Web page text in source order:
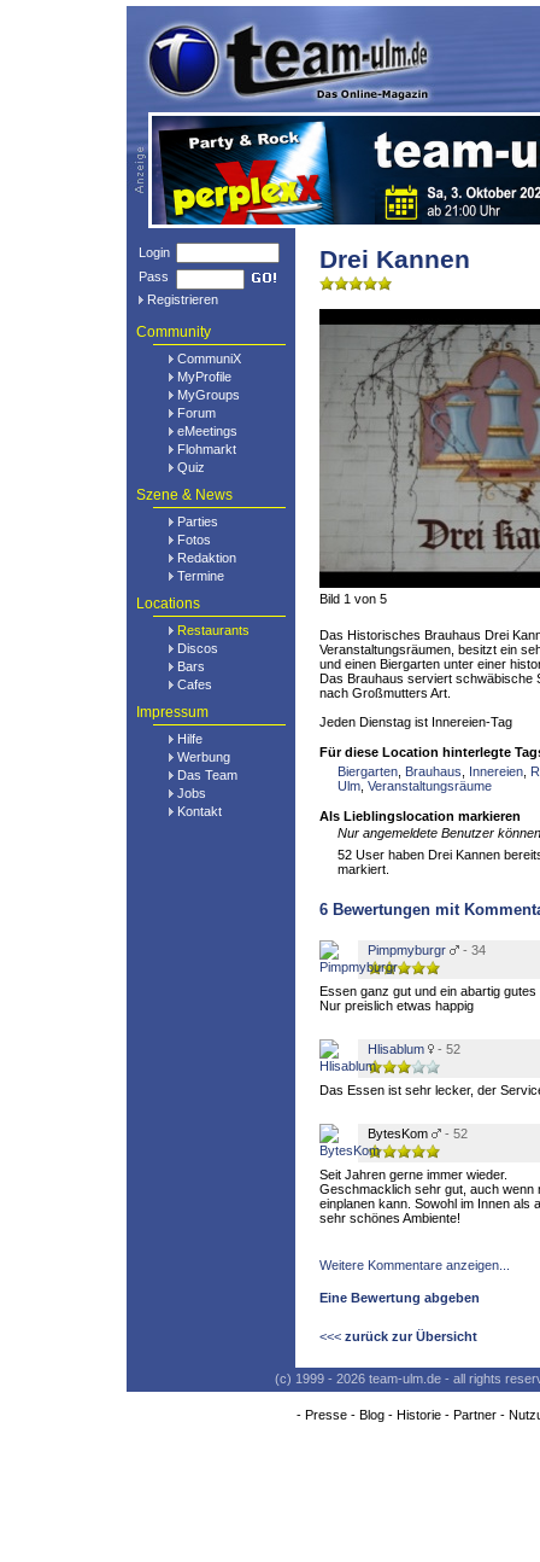
Login
Pass
Registrieren
Community
CommuniX
MyProfile
MyGroups
Forum
eMeetings
Flohmarkt
Quiz
Szene & News
Parties
Fotos
Redaktion
Termine
Locations
Restaurants
Discos
Bars
Cafes
Impressum
Hilfe
Werbung
Das Team
Jobs
Kontakt
Drei Kannen
Bild 1 von 5
Das Historisches Brauhaus Drei
Veranstaltungsräumen, besitzt ein
und einen Biergarten unter einer
Das Brauhaus serviert schwäbische
nach Großmutters Art.
Jeden Dienstag ist Innereien-Tag
Für diese Location hinterlegte
Biergarten Brauhaus Innereien
Ulm Veranstaltungsräume
Als Lieblingslocation markieren
Nur angemeldete Benutzer
52 User haben Drei Kannen
markiert.
6 Bewertungen mit
Pimpmyburgr - 34
Essen ganz gut und ein abartig gutes
Nur preislich etwas happig
Hlisablum - 52
Das Essen ist sehr lecker, der
BytesKom - 52
Seit Jahren gerne immer wieder.
Geschmacklich sehr gut, auch wenn
einplanen kann. Sowohl im Innen als
sehr schönes Ambiente!
Weitere Kommentare anzeigen...
Eine Bewertung abgeben
<<< zurück zur Übersicht
(c) 1999 - 2026 team-ulm.de - all rights
- Presse- Blog- Historie- Partner-